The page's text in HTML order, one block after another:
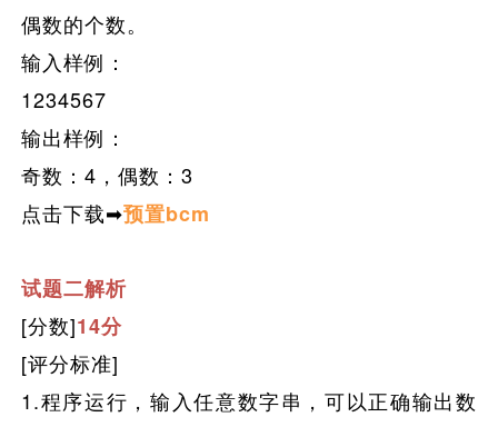
偶数的个数。
输入样例：
1234567
输出样例：
奇数：4，偶数：3
点击下载➡预置bcm
试题二解析
[分数]14分
[评分标准]
1.程序运行，输入任意数字串，可以正确输出数